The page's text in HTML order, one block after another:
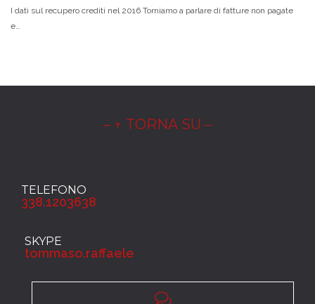
I dati sul recupero crediti nel 2016 Torniamo a parlare di fatture non pagate
e…
– ↑ TORNA SU –
TELEFONO
338.1203638
SKYPE
tommaso.raffaele
